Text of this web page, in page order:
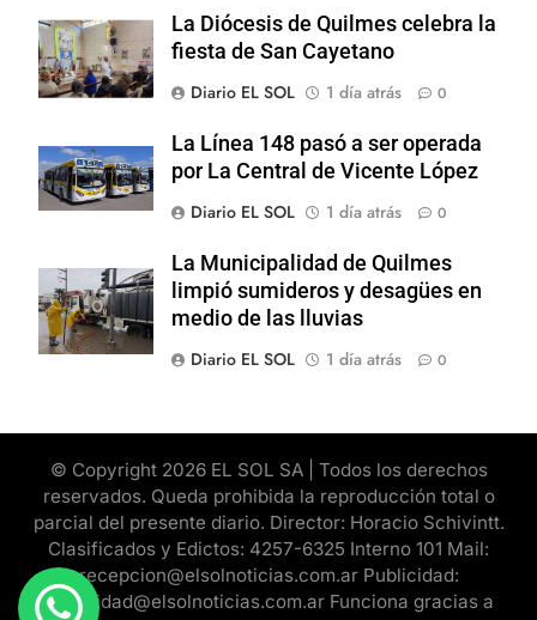
La Diócesis de Quilmes celebra la
fiesta de San Cayetano
Diario EL SOL
1 día atrás 0
La Línea 148 pasó a ser operada
por La Central de Vicente López
Diario EL SOL
1 día atrás 0
La Municipalidad de Quilmes
limpió sumideros y desagües en
medio de las lluvias
Diario EL SOL
1 día atrás 0
© Copyright 2026 EL SOL SA | Todos los derechos
reservados. Queda prohibida la reproducción total o
parcial del presente diario. Director: Horacio Schivintt.
Clasificados y Edictos: 4257-6325 Interno 101 Mail:
recepcion@elsolnoticias.com.ar Publicidad:
publicidad@elsolnoticias.com.ar Funciona gracias a